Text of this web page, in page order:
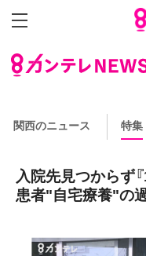
関西のニュース 特集
入院先見つからず
患者"自宅療養"の